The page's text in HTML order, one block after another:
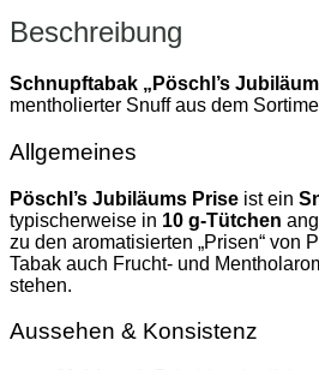
Beschreibung
Schnupftabak „Pöschl’s
mentholierter Snuff aus dem
Allgemeines
Pöschl’s Jubiläums Prise ist ein
typischerweise in 10 g-Tütchen
zu den aromatisierten „Prisen“ von
Tabak auch Frucht- und
stehen.
Aussehen & Konsistenz